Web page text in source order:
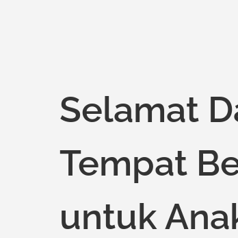
Selamat
Tempat
untuk